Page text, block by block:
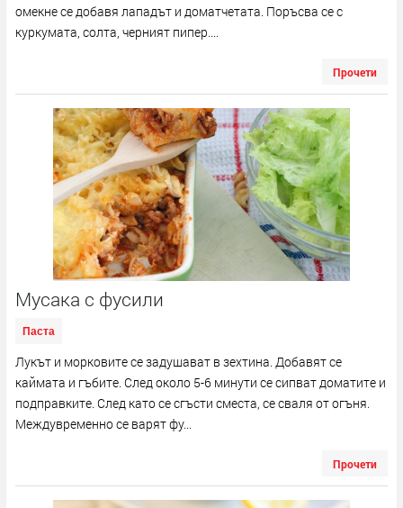
омекне се добавя лападът и доматчетата. Поръсва се с
куркумата, солта, черният пипер....
Прочети
Мусака с фусили
Паста
Лукът и морковите се задушават в зехтина. Добавят се
каймата и гъбите. След около 5-6 минути се сипват доматите и
подправките. След като се сгъсти сместа, се сваля от огъня.
Междувременно се варят фу...
Прочети